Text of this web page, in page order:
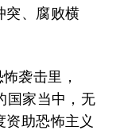
突、腐败横
袭击里，
国家当中，无
助恐怖主义